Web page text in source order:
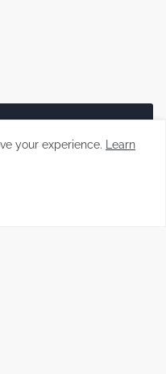
cómo recuperar tus
your experience.
Learn